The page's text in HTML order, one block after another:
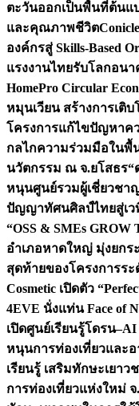
ตะวันออกเป็นพื้นที่ต้นแ
และคุณภาพชีวิต
องค์กรสู่ Skills-Based
แรงงานไทยรับโลกอนา
HomePro Circular
หมุนเวียน สร้างการเติบ
โครงการแก้ไขปัญหาค
กลไกความร่วมมือในพื้
นวัตกรรม ณ จ.ยโสธร“
หนุนศูนย์รวมผู้เชี่ยวชา
ปัญญาทัศนศิลป์ไทยสู่เว
“OSS & SMEs
อำเภอหาดใหญ่ มุ่งยกร
สุดท้ายของโครงการร
Cosmetic เปิดตัว
4EVE นั่งแท่น Face of
เปิดศูนย์เรียนรู้โดรน
หนุนการท่องเที่ยวและ
เรียนรู้ เสริมทักษะเยา
การท่องเที่ยวแห่งใหม่